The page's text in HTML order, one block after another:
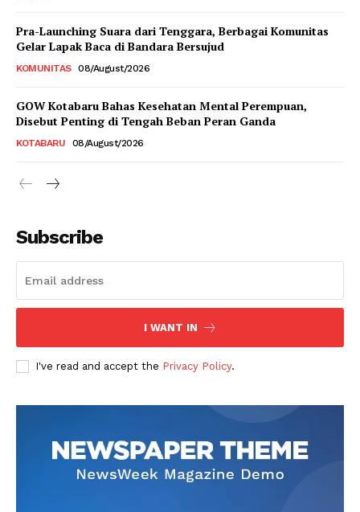
Pra-Launching Suara dari Tenggara, Berbagai Komunitas
Gelar Lapak Baca di Bandara Bersujud
KOMUNITAS 08/August/2026
GOW Kotabaru Bahas Kesehatan Mental Perempuan,
Disebut Penting di Tengah Beban Peran Ganda
KOTABARU 08/August/2026
Subscribe
I WANT IN
I've read and accept the Privacy Policy.